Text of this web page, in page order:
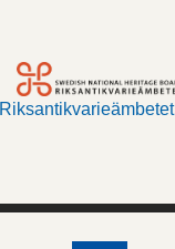
Riksantikvarieämbetet